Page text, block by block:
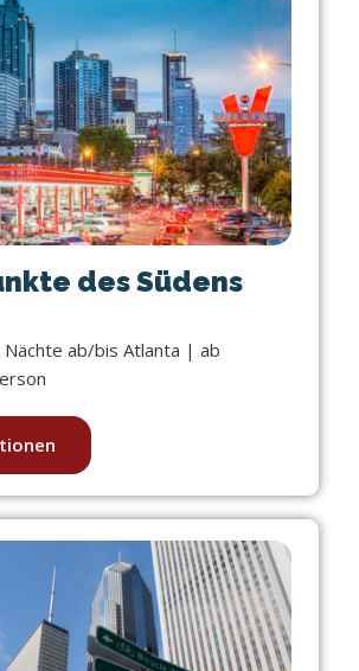
des Südens
ab/bis Atlanta | ab